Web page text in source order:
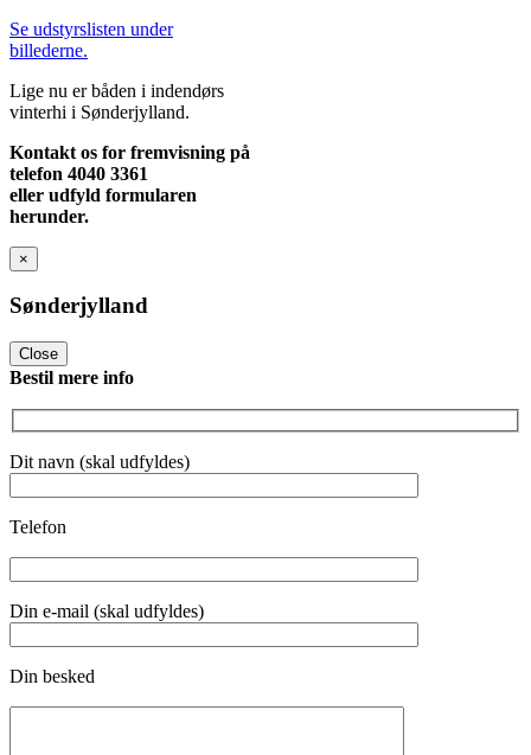
Se udstyrslisten under
billederne.
Lige nu er båden i indendørs
vinterhi i Sønderjylland.
Kontakt os for fremvisning på
telefon 4040 3361
eller udfyld formularen
herunder.
×
Sønderjylland
Close
Bestil mere info
Dit navn (skal udfyldes)
Telefon
Din e-mail (skal udfyldes)
Din besked